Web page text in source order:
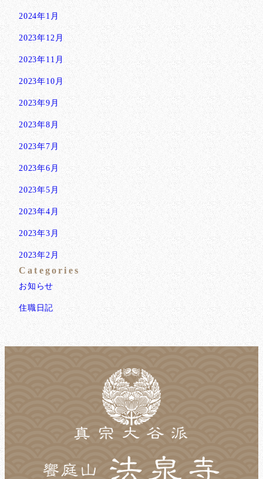
2024年1月
2023年12月
2023年11月
2023年10月
2023年9月
2023年8月
2023年7月
2023年6月
2023年5月
2023年4月
2023年3月
2023年2月
Categories
お知らせ
住職日記